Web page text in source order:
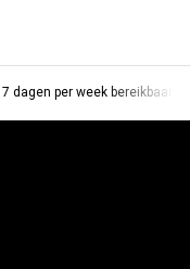
7 dagen per week bereikbaar